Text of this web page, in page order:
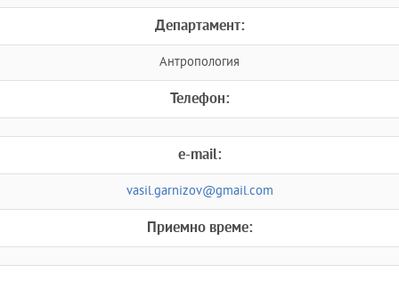
Департамент:
Антропология
Телефон:
e-mail:
vasil.garnizov@gmail.com
Приемно време: